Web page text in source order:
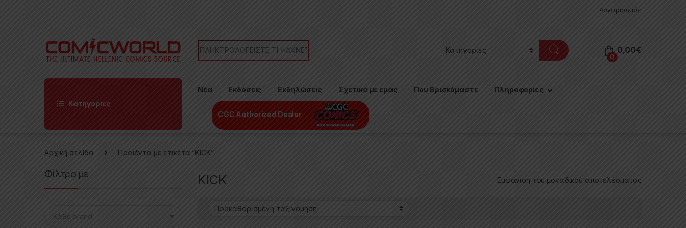
Λογαριασμός
0
0,00€
Κατηγορίες
Νέα Εκδόσεις Εκδηλώσεις Σχετικά με εμάς Που Βρισκόμαστε Πληροφορίες
CGC Authorized Dealer
Αρχική σελίδα Προϊόντα με ετικέτα “KICK”
KICK Εμφάνιση του μοναδικού αποτελέσματος
Φίλτρο με
Κάθε brand